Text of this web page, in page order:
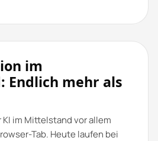
im
Endlich mehr als
KI im Mittelstand vor allem
Tab. Heute laufen bei